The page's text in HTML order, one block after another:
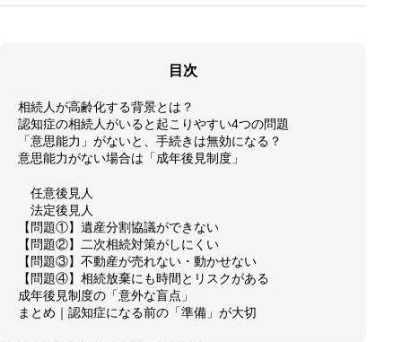
目次
相続人が高齢化する背景とは？
認知症の相続人がいると起こりやすい4つの問題
「意思能力」がないと、手続きは無効になる？
意思能力がない場合は「成年後見制度」
任意後見人
法定後見人
【問題①】遺産分割協議ができない
【問題②】二次相続対策がしにくい
【問題③】不動産が売れない・動かせない
【問題④】相続放棄にも時間とリスクがある
成年後見制度の「意外な盲点」
まとめ｜認知症になる前の「準備」が大切